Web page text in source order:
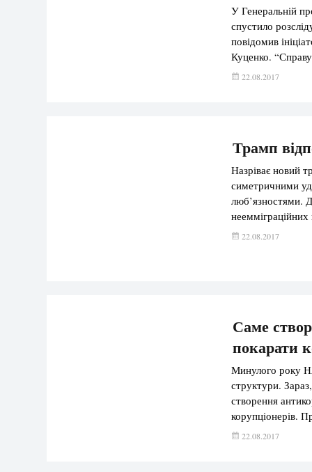
У Генеральній
спустило
повідомив
Куценко.
Національного
22.08.2017
Трамп
Назріває новий
симетричними
люб’язностями.
неемміграційних
здійснюватися в
22.08.2017
Саме
покарати
Минулого року
структури.
створення
корупціонерів.
політики Василь
22.08.2017